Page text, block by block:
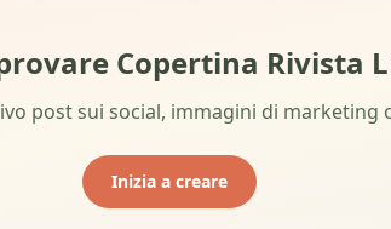
Copertina Rivista
post sui social, immagini di marketing
Inizia a creare